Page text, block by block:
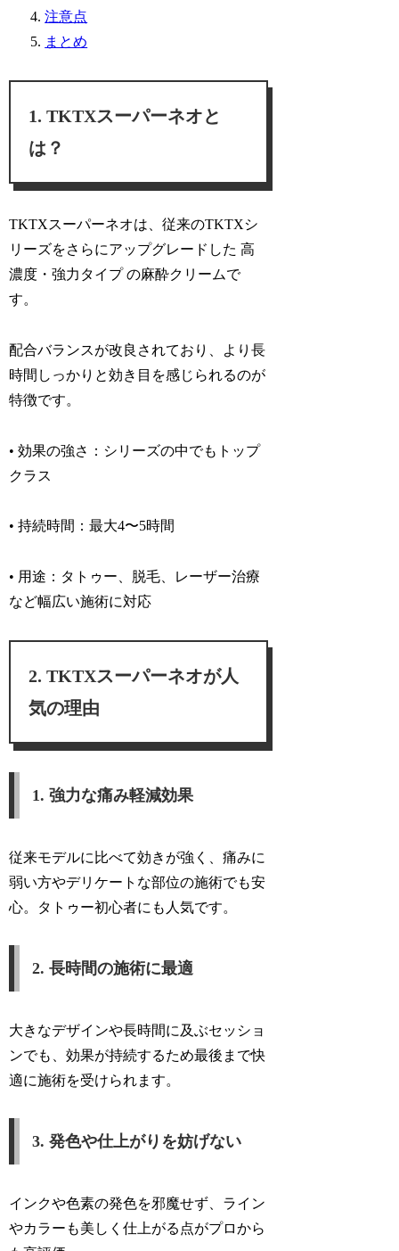
注意点
まとめ
TKTXスーパーネオと
は？
TKTXスーパーネオは、従来のTKTXシ
リーズをさらにアップグレードした高
濃度・強力タイプの麻酔クリームで
す。
配合バランスが改良されており、
より長
時間しっかりと効き目を感じられるのが
特徴です。
• 効果の強さ： シリーズの中でもトップ
クラス
• 持続時間：最大4〜5時間
• 用途： タトゥー、脱毛、レーザー治療
など幅広い施術に対応
TKTXスーパーネオが人
気の理由
1. 強力な痛み軽減効果
従来モデルに比べて効きが強く、痛みに
弱い方やデリケートな部位の施術でも安
心。タトゥー初心者にも人気です。
2. 長時間の施術に最適
大きなデザインや長時間に及ぶセッショ
ンでも、効果が持続するため最後まで快
適に施術を受けられます。
3. 発色や仕上がりを妨げない
インクや色素の発色を邪魔せず、ライン
やカラーも美しく仕上がる点がプロから